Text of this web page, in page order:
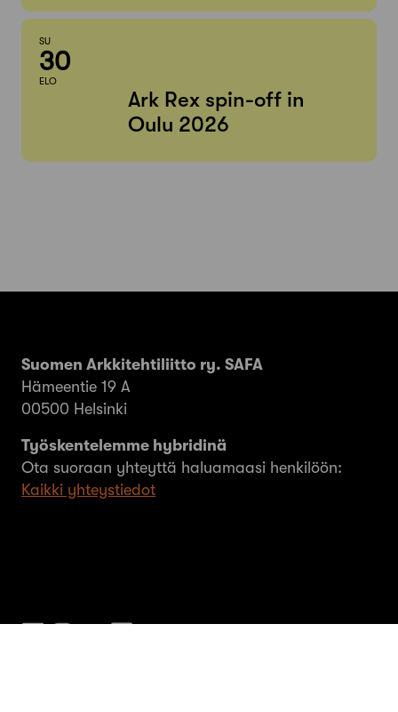
SU
30
ELO
Ark Rex spin-off in
Oulu 2026
Suomen Arkkitehtiliitto ry. SAFA
Hämeentie 19 A
00500 Helsinki
Työskentelemme hybridinä
Ota suoraan yhteyttä haluamaasi henkilöön:
Kaikki yhteystiedot